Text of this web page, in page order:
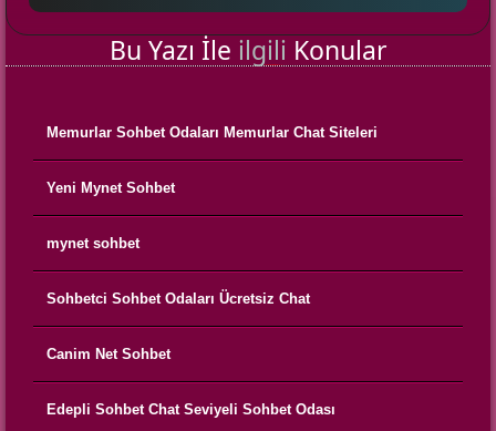
Bu Yazı İle ilgili Konular
Memurlar Sohbet Odaları Memurlar Chat Siteleri
Yeni Mynet Sohbet
mynet sohbet
Sohbetci Sohbet Odaları Ücretsiz Chat
Canim Net Sohbet
Edepli Sohbet Chat Seviyeli Sohbet Odası